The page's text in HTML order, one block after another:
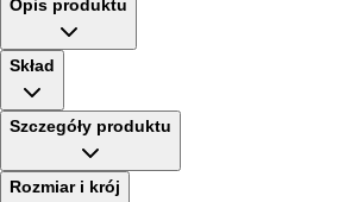
Opis produktu
Skład
Szczegóły produktu
Rozmiar i krój